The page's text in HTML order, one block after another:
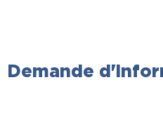
Demande